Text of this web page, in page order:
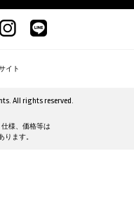
イト
All rights reserved.
様、価格等は
ります。